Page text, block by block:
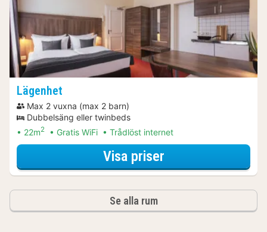
Lägenhet
Max 2 vuxna (max 2 barn)
Dubbelsäng eller twinbeds
22m2 Gratis WiFi Trådlöst internet
Visa priserför Romantiskt
Se alla rum